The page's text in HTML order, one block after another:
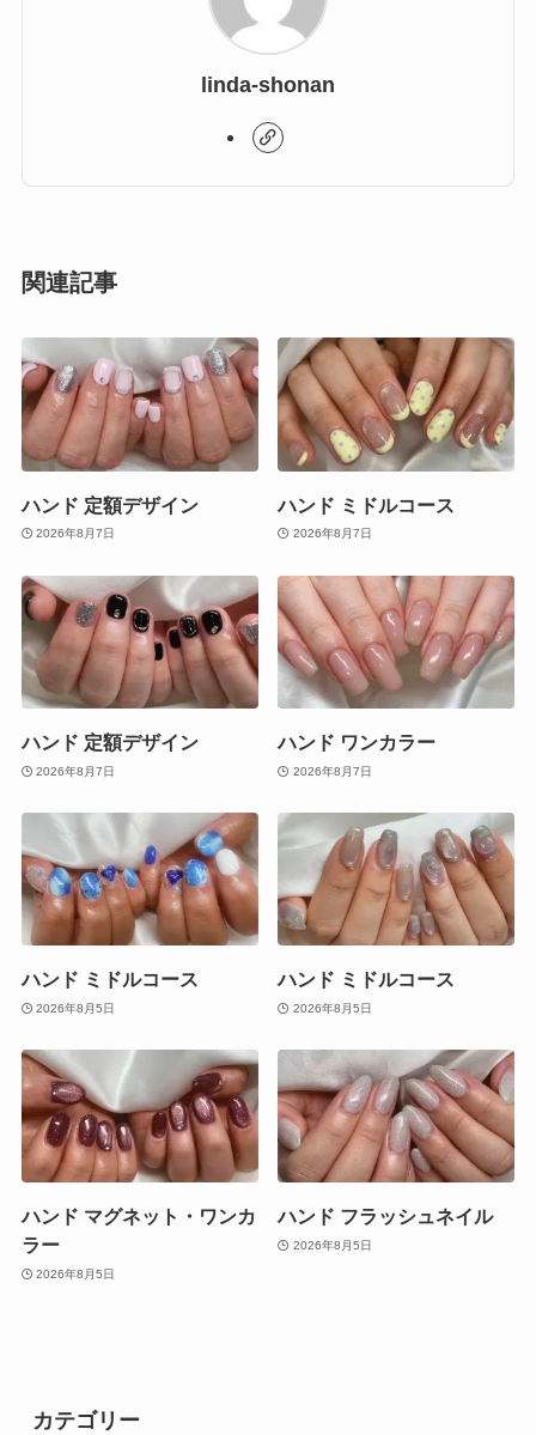
linda-shonan
関連記事
ハンド 定額デザイン
2026年8月7日
ハンド ミドルコース
2026年8月7日
ハンド 定額デザイン
2026年8月7日
ハンド ワンカラー
2026年8月7日
ハンド ミドルコース
2026年8月5日
ハンド ミドルコース
2026年8月5日
ハンド マグネット・ワンカ
ラー
2026年8月5日
ハンド フラッシュネイル
2026年8月5日
カテゴリー